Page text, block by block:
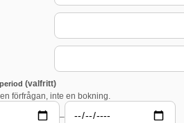
(valfritt)
förfrågan, inte en bokning.
–